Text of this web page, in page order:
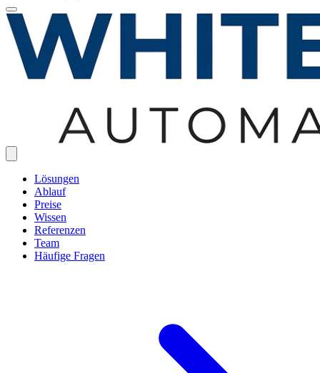
Lösungen
Ablauf
Preise
Wissen
Referenzen
Team
Häufige Fragen